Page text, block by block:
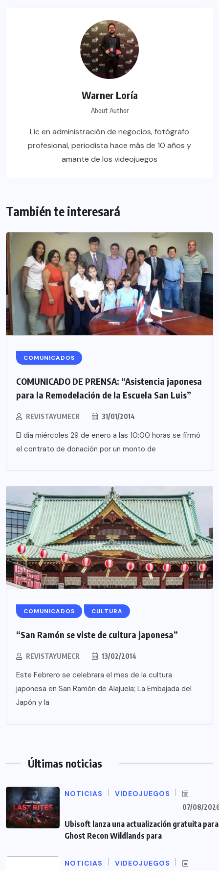
Warner Loría
About Author
Lic en administración de negocios, fotógrafo
profesional, periodista hace más de 10 años y
amante de los videojuegos
También te interesará
COMUNICADOS
COMUNICADO DE PRENSA: “Asistencia japonesa
para la Remodelación de la Escuela San Luis”
REVISTAYUMECR 31/01/2014
El día miércoles 29 de enero a las 10:00 horas se firmó
el contrato de donación por un monto de
COMUNICADOS CULTURA
“San Ramón se viste de cultura japonesa”
REVISTAYUMECR 13/02/2014
Este Febrero se celebrara el mes de la cultura
japonesa en San Ramón de Alajuela; La Embajada del
Japón y la
Últimas noticias
NOTICIAS VIDEOJUEGOS
07/08/
Ubisoft lanza una actualización gratuita para
Ghost Recon Wildlands para
NOTICIAS VIDEOJUEGOS